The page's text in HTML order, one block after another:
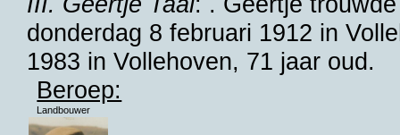
donderdag 8 februari 1912 in
1983 inVollehoven, 71 jaar oud.
Beroep:
Landbouwer